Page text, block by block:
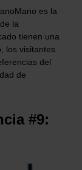
es la
la
tienen una
los visitantes
del
de
#9: